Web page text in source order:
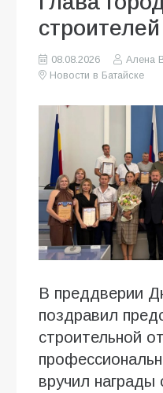
08.08.2026
Алена
Новости в Батайске
В преддверии
поздравил
строительной
вручил награды